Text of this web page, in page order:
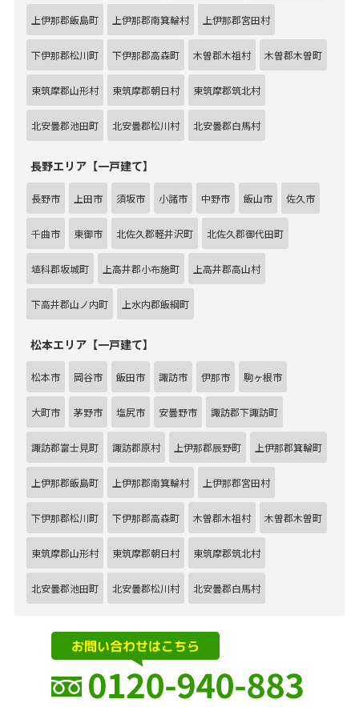
上伊那郡飯島町 上伊那郡南箕輪村 上伊那郡宮田村
下伊那郡松川町 下伊那郡高森町 木曽郡木祖村 木曽郡木曽町
東筑摩郡山形村 東筑摩郡朝日村 東筑摩郡筑北村
北安曇郡池田町 北安曇郡松川村 北安曇郡白馬村
長野エリア【一戸建て】
長野市 上田市 須坂市 小諸市 中野市 飯山市 佐久市
千曲市 東御市 北佐久郡軽井沢町 北佐久郡御代田町
埴科郡坂城町 上高井郡小布施町 上高井郡高山村
下高井郡山ノ内町 上水内郡飯綱町
松本エリア【一戸建て】
松本市 岡谷市 飯田市 諏訪市 伊那市 駒ヶ根市
大町市 茅野市 塩尻市 安曇野市 諏訪郡下諏訪町
諏訪郡富士見町 諏訪郡原村 上伊那郡辰野町 上伊那郡箕輪町
上伊那郡飯島町 上伊那郡南箕輪村 上伊那郡宮田村
下伊那郡松川町 下伊那郡高森町 木曽郡木祖村 木曽郡木曽町
東筑摩郡山形村 東筑摩郡朝日村 東筑摩郡筑北村
北安曇郡池田町 北安曇郡松川村 北安曇郡白馬村